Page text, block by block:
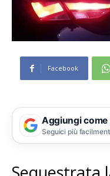
Facebook
Aggiungi
Seguici più